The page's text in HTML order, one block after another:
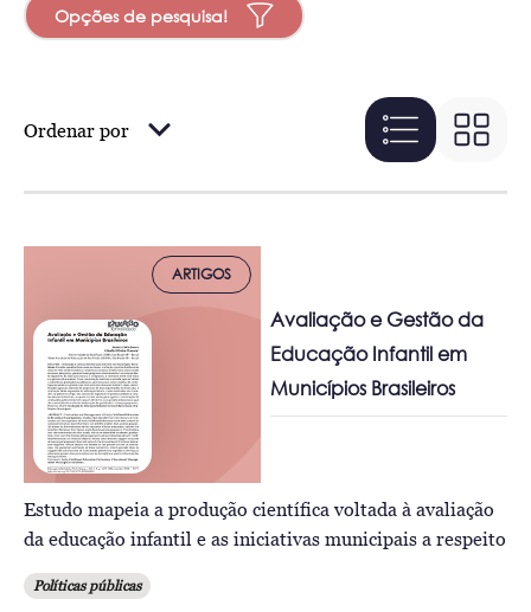
Opções de pesquisa!
Ordenar por
ARTIGOS
Avaliação e Gestão da
Educação Infantil em
Municípios Brasileiros
Estudo mapeia a produção científica voltada à avaliação
da educação infantil e as iniciativas municipais a respeito
Políticas públicas